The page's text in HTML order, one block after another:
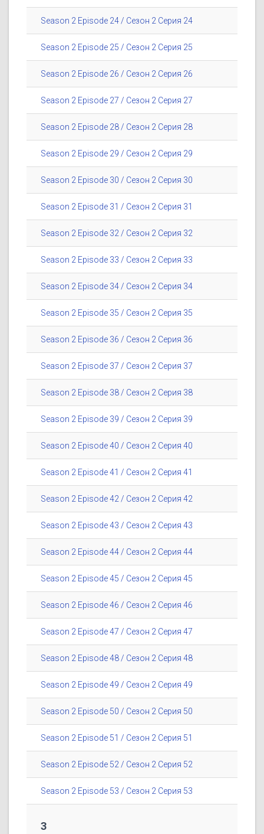
Season 2 Episode 24 / Сезон 2 Серия 24
Season 2 Episode 25 / Сезон 2 Серия 25
Season 2 Episode 26 / Сезон 2 Серия 26
Season 2 Episode 27 / Сезон 2 Серия 27
Season 2 Episode 28 / Сезон 2 Серия 28
Season 2 Episode 29 / Сезон 2 Серия 29
Season 2 Episode 30 / Сезон 2 Серия 30
Season 2 Episode 31 / Сезон 2 Серия 31
Season 2 Episode 32 / Сезон 2 Серия 32
Season 2 Episode 33 / Сезон 2 Серия 33
Season 2 Episode 34 / Сезон 2 Серия 34
Season 2 Episode 35 / Сезон 2 Серия 35
Season 2 Episode 36 / Сезон 2 Серия 36
Season 2 Episode 37 / Сезон 2 Серия 37
Season 2 Episode 38 / Сезон 2 Серия 38
Season 2 Episode 39 / Сезон 2 Серия 39
Season 2 Episode 40 / Сезон 2 Серия 40
Season 2 Episode 41 / Сезон 2 Серия 41
Season 2 Episode 42 / Сезон 2 Серия 42
Season 2 Episode 43 / Сезон 2 Серия 43
Season 2 Episode 44 / Сезон 2 Серия 44
Season 2 Episode 45 / Сезон 2 Серия 45
Season 2 Episode 46 / Сезон 2 Серия 46
Season 2 Episode 47 / Сезон 2 Серия 47
Season 2 Episode 48 / Сезон 2 Серия 48
Season 2 Episode 49 / Сезон 2 Серия 49
Season 2 Episode 50 / Сезон 2 Серия 50
Season 2 Episode 51 / Сезон 2 Серия 51
Season 2 Episode 52 / Сезон 2 Серия 52
Season 2 Episode 53 / Сезон 2 Серия 53
3